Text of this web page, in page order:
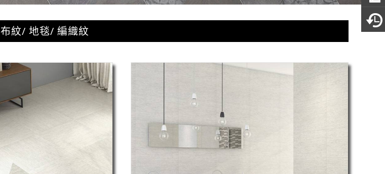
布紋/ 地毯/ 編織紋